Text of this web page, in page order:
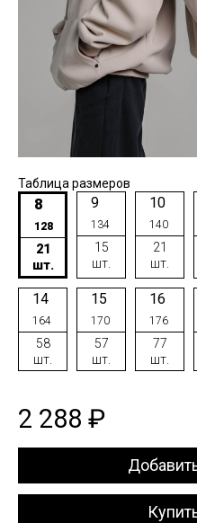
Таблица размеров
8
128
21
шт.
9
134
15
шт.
10
140
21
шт.
14
164
58
шт.
15
170
57
шт.
16
176
77
шт.
2 288 ₽